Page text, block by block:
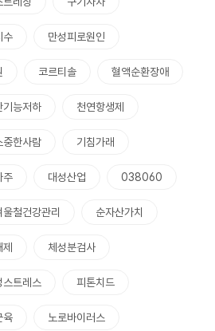
수 만성피로원인
코르티솔 혈액순환장애
기능저하 천연항생제
중한사람 기침가래
주 대성산업 038060
울철건강관리 순자산가치
체성분검사
스트레스 피톤치드
육 노로바이러스